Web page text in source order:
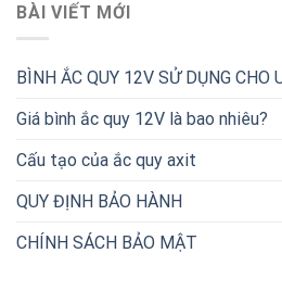
BÀI VIẾT MỚI
BÌNH ẮC QUY 12V SỬ DỤNG CHO
Giá bình ắc quy 12V là bao nhiêu?
Cấu tạo của ắc quy axit
QUY ĐỊNH BẢO HÀNH
CHÍNH SÁCH BẢO MẬT